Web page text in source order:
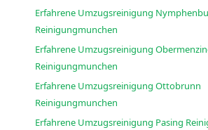
Erfahrene Umzugsreinigung
Reinigungmunchen
Erfahrene Umzugsreinigung
Reinigungmunchen
Erfahrene Umzugsreinigung Ottobrunn
Reinigungmunchen
Erfahrene